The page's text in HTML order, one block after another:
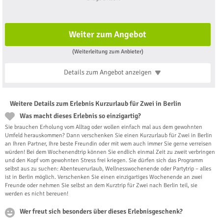
Weiter zum Angebot
(Weiterleitung zum Anbieter)
Details zum Angebotanzeigen
Weitere Details zum Erlebnis Kurzurlaub für Zwei in Berlin
Was macht dieses Erlebnis so einzigartig?
Sie brauchen Erholung vom Alltag oder wollen einfach mal aus dem gewohnten
Umfeld herauskommen? Dann verschenken Sie einen Kurzurlaub für Zwei in Berlin
an Ihren Partner, Ihre beste Freundin oder mit wem auch immer Sie gerne verreisen
würden! Bei dem Wochenendtrip können Sie endlich einmal Zeit zu zweit verbringen
und den Kopf vom gewohnten Stress frei kriegen. Sie dürfen sich das Programm
selbst aus zu suchen: Abenteuerurlaub, Wellnesswochenende oder Partytrip – alles
ist in Berlin möglich. Verschenken Sie einen einzigartiges Wochenende an zwei
Freunde oder nehmen Sie selbst an dem Kurztrip für Zwei nach Berlin teil, sie
werden es nicht bereuen!
Wer freut sich besonders über dieses Erlebnisgeschenk?